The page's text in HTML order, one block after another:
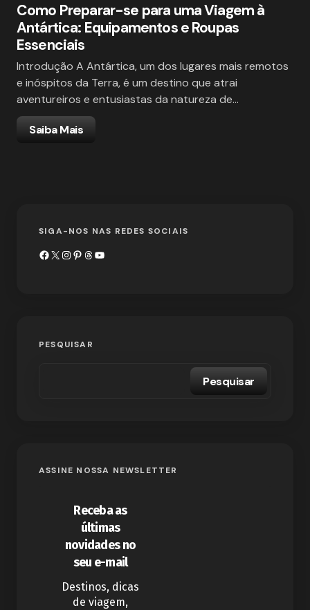
Como Preparar-se para uma Viagem à
Antártica: Equipamentos e Roupas
Essenciais
Introdução A Antártica, um dos lugares mais remotos
e inóspitos da Terra, é um destino que atrai
aventureiros e entusiastas da natureza de…
Saiba Mais
SIGA-NOS NAS REDES SOCIAIS
PESQUISAR
Pesquisar
ASSINE NOSSA NEWSLETTER
Receba as
últimas
novidades no
seu e-mail
Destinos, dicas
de viagem,